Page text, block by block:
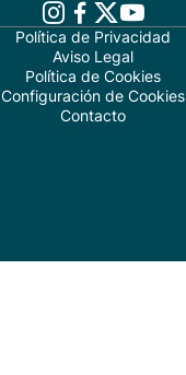
Política de Privacidad
Aviso Legal
Política de Cookies
Configuración de Cookies
Contacto